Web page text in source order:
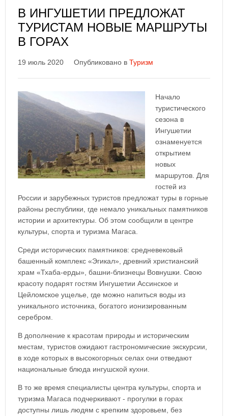
В ИНГУШЕТИИ ПРЕДЛОЖАТ
ТУРИСТАМ НОВЫЕ МАРШРУТЫ
В ГОРАХ
19 июль 2020 Опубликовано в Туризм
Начало
туристического
сезона в
Ингушетии
ознаменуется
открытием
новых
маршрутов. Для
гостей из
России и зарубежных туристов предложат туры в горные
районы республики, где немало уникальных памятников
истории и архитектуры. Об этом сообщили в центре
культуры, спорта и туризма Магаса.
Среди исторических памятников: средневековый
башенный комплекс «Эгикал», древний христианский
храм «Тхаба-ерды», башни-близнецы Вовнушки. Свою
красоту подарят гостям Ингушетии Ассинское и
Цейломское ущелье, где можно напиться воды из
уникального источника, богатого ионизированным
серебром.
В дополнение к красотам природы и историческим
местам, туристов ожидают гастрономические экскурсии,
в ходе которых в высокогорных селах они отведают
национальные блюда ингушской кухни.
В то же время специалисты центра культуры, спорта и
туризма Магаса подчеркивают - прогулки в горах
доступны лишь людям с крепким здоровьем, без